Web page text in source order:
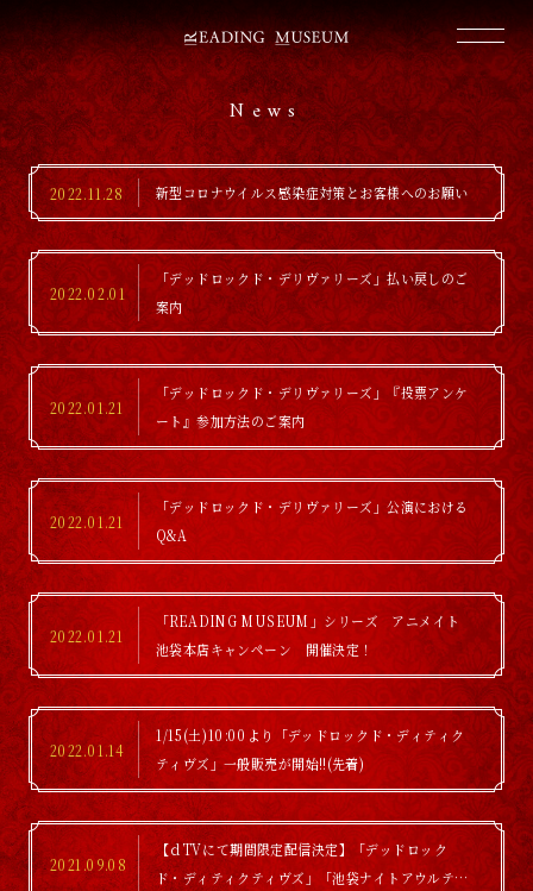
News
2022.11.28 新型コロナウイルス感染症対策とお客様へのお願い
2022.02.01
「デッドロックド・デリヴァリーズ」払い戻しのご
案内
2022.01.21
「デッドロックド・デリヴァリーズ」『投票アンケ
ート』参加方法のご案内
2022.01.21
「デッドロックド・デリヴァリーズ」公演における
Q&A
2022.01.21
「READING MUSEUM」シリーズ アニメイト
池袋本店キャンペーン 開催決定！
2022.01.14
1/15(土)10:00より「デッドロックド・ディティク
ティヴズ」一般販売が開始!!(先着)
2021.09.08
【ｄTVにて期間限定配信決定】「デッドロック
ド・ディティクティヴズ」「池袋ナイトアウルテー